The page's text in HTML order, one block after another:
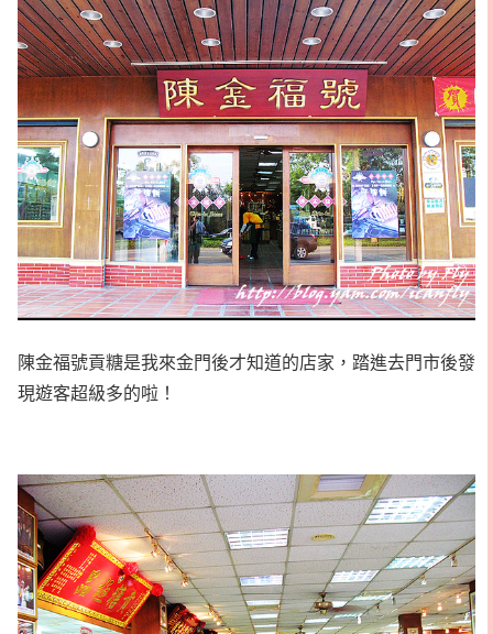
陳金福號貢糖是我來金門後才知道的店家，踏進去門市後發
現遊客超級多的啦！